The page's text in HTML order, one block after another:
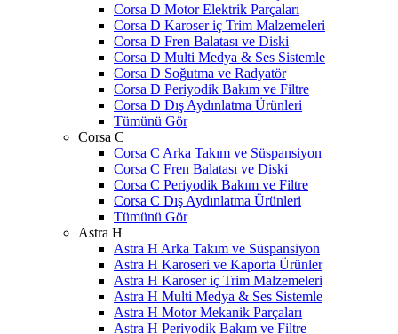
Corsa D Motor Elektrik Parçaları
Corsa D Karoser iç Trim Malzemeleri
Corsa D Fren Balatası ve Diski
Corsa D Multi Medya & Ses Sistemle
Corsa D Soğutma ve Radyatör
Corsa D Periyodik Bakım ve Filtre
Corsa D Dış Aydınlatma Ürünleri
Tümünü Gör
Corsa C
Corsa C Arka Takım ve Süspansiyon
Corsa C Fren Balatası ve Diski
Corsa C Periyodik Bakım ve Filtre
Corsa C Dış Aydınlatma Ürünleri
Tümünü Gör
Astra H
Astra H Arka Takım ve Süspansiyon
Astra H Karoseri ve Kaporta Ürünler
Astra H Karoser iç Trim Malzemeleri
Astra H Multi Medya & Ses Sistemle
Astra H Motor Mekanik Parçaları
Astra H Periyodik Bakım ve Filtre